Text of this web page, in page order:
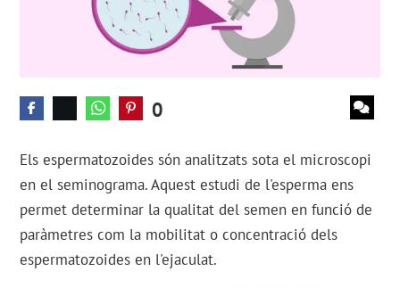
0
Els espermatozoides són analitzats sota el microscopi
en el seminograma. Aquest estudi de l'esperma ens
permet determinar la qualitat del semen en funció de
paràmetres com la mobilitat o concentració dels
espermatozoides en l'ejaculat.